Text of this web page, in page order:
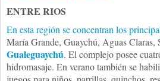
ENTRE RIOS
En esta región se concentran los
María Grande, Guaychú, Aguas
Gualeguaychú. El complejo posee
hidromasaje. En verano también se